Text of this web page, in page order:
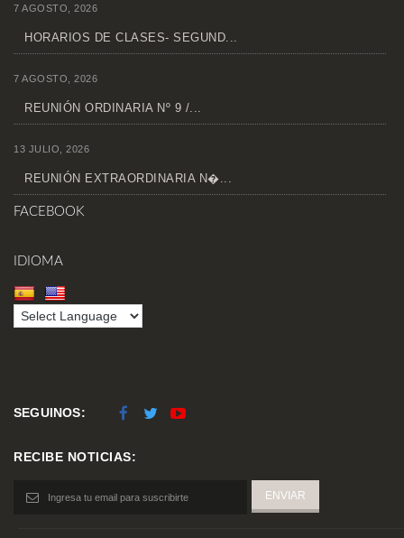
7 AGOSTO, 2026
HORARIOS DE CLASES- SEGUND...
7 AGOSTO, 2026
REUNIÓN ORDINARIA Nº 9 /...
13 JULIO, 2026
REUNIÓN EXTRAORDINARIA N�...
FACEBOOK
IDIOMA
SEGUINOS:
RECIBE NOTICIAS: